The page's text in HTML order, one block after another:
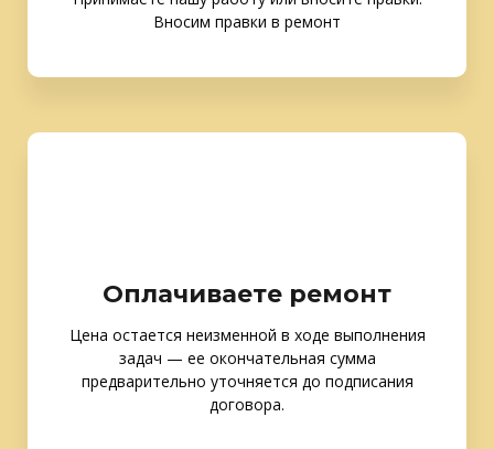
Вносим правки в ремонт
Оплачиваете ремонт
Цена остается неизменной в ходе выполнения
задач — ее окончательная сумма
предварительно уточняется до подписания
договора.